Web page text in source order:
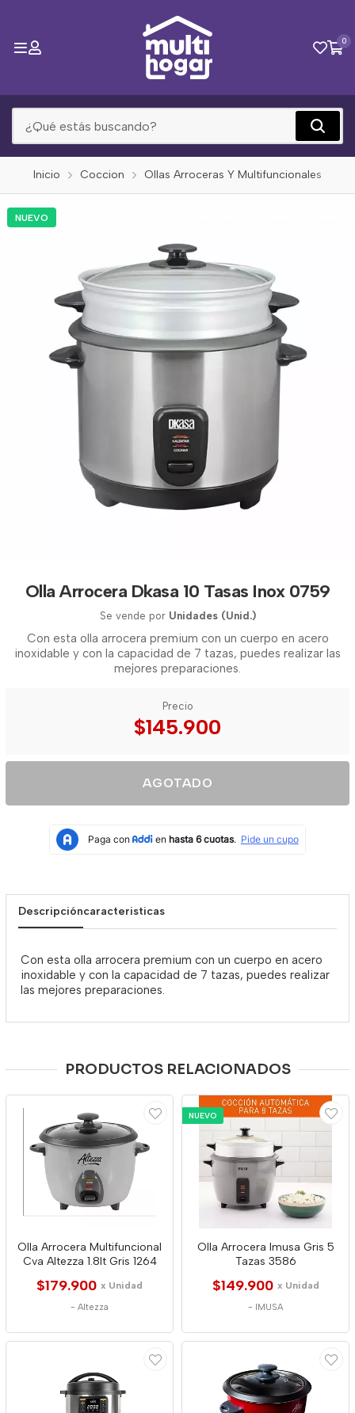
0
Inicio Coccion Ollas Arroceras Y Multifuncionales
NUEVO
Olla Arrocera Dkasa 10 Tasas Inox 0759
Se vende por Unidades (Unid.)
Con esta olla arrocera premium con un cuerpo en acero
inoxidable y con la capacidad de 7 tazas, puedes realizar las
mejores preparaciones.
Precio
$145.900
AGOTADO
Descripcióncaracteristicas
Con esta olla arrocera premium con un cuerpo en acero
inoxidable y con la capacidad de 7 tazas, puedes realizar
las mejores preparaciones.
PRODUCTOS RELACIONADOS
Olla Arrocera Multifuncional
Cva Altezza 1.8lt Gris 1264
$179.900 x Unidad
- Altezza
NUEVO
Olla Arrocera Imusa Gris 5
Tazas 3586
$149.900 x Unidad
- IMUSA